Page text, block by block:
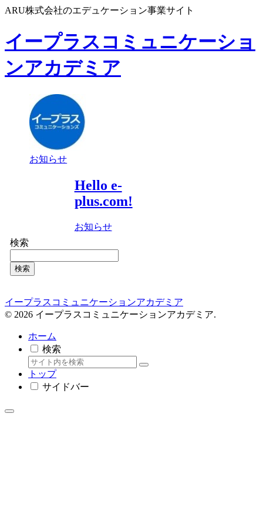
ARU株式会社のエデュケーション事業サイト
イープラスコミュニケーショ
ンアカデミア
お知らせ
Hello e-
plus.com!
お知らせ
検索
検索
イープラスコミュニケーションアカデミア
© 2026 イープラスコミュニケーションアカデミア.
ホーム
検索
トップ
サイドバー